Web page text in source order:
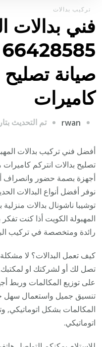
تركيب بدالات
فني بدالات
صيانة تصليح
كاميرات
rwan تم التحديث
أفضل فني تركيب بدالات
تصليح بدالات انتركم
أجهزة بصمة حضور وانصراف
نوفر أفضل أنواع البدالات
توشيبا ناشونال بدالات
المهبولة الكويت أذا كنت
رائدة ومتخصصة في تركيب
كيف تعمل البدالات؟ لا مشكلة
تصل لك أو لشركتك او لمكتبك,
على توزيع المكالمات وربط
تنسيق جميل واستعمال سهل
المكالمات بشكل اتوماتيكي,
اتوماتيكي.